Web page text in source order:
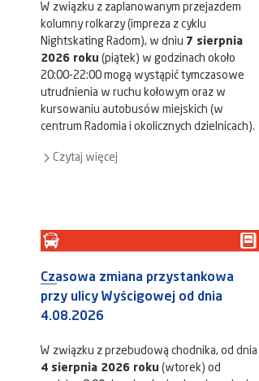
W związku z zaplanowanym przejazdem
kolumny rolkarzy (impreza z cyklu
Nightskating Radom), w dniu 7 sierpnia
2026 roku (piątek) w godzinach około
20:00-22:00 mogą wystąpić tymczasowe
utrudnienia w ruchu kołowym oraz w
kursowaniu autobusów miejskich (w
centrum Radomia i okolicznych dzielnicach).
Czytaj więcej
Czasowa zmiana przystankowa
przy ulicy Wyścigowej od dnia
4.08.2026
W związku z przebudową chodnika, od dnia
4 sierpnia 2026 roku (wtorek) od